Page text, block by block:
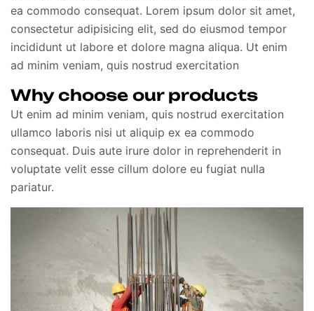
ea commodo consequat. Lorem ipsum dolor sit amet,
consectetur adipisicing elit, sed do eiusmod tempor
incididunt ut labore et dolore magna aliqua. Ut enim
ad minim veniam, quis nostrud exercitation
Why choose our products
Ut enim ad minim veniam, quis nostrud exercitation
ullamco laboris nisi ut aliquip ex ea commodo
consequat. Duis aute irure dolor in reprehenderit in
voluptate velit esse cillum dolore eu fugiat nulla
pariatur.